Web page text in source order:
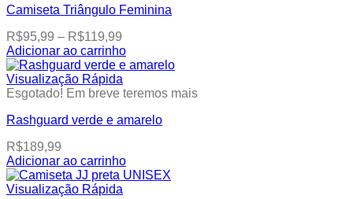
multiple
The
options
may
be
chosen
the
product
page
Camiseta Triângulo Feminina
R$95,99 – R$119,99
range:
R$95,99
through
R$119,99
Adicionar ao carrinho
This
product
has
variants.
options
may
be
chosen
Visualização Rápida
Esgotado! Em breve teremos mais
Rashguard verde e amarelo
R$189,99
Adicionar ao carrinho
This
product
Visualização Rápida